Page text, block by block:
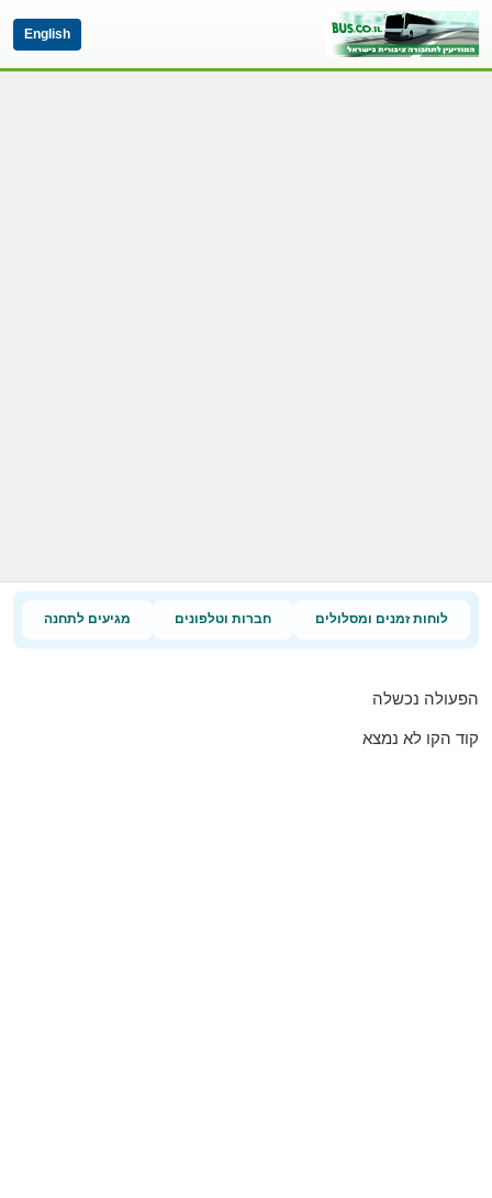
English
לוחות זמנים ומסלולים חברות וטלפונים מגיעים לתחנה
הפעולה נכשלה
קוד הקו לא נמצא